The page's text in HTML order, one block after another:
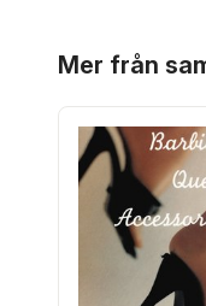
Mer från